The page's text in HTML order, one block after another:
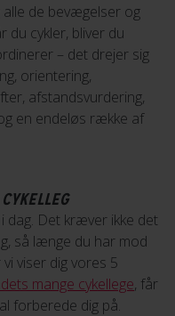
de bevægelser og
du cykler, bliver du
– det drejer sig
orientering,
afstandsvurdering,
en endeløs række af
dag. Det kræver ikke det
så længe du har mod
viser dig vores 5
mange cykellege, får
forberede dig på.